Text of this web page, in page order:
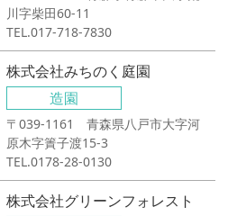
川字柴田60-11
TEL.017-718-7830
株式会社みちのく庭園
造園
〒039-1161 青森県八戸市大字河
原木字簀子渡15-3
TEL.0178-28-0130
株式会社グリーンフォレスト